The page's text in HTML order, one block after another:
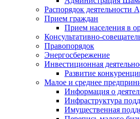
Распорядок деятельности
Прием граждан
Прием населения в
Консультативно-
Правопорядок
Энергосбережение
Инвестиционная
Развитие
Малое и среднее
Информация о
Инфраструктура
Имущественная